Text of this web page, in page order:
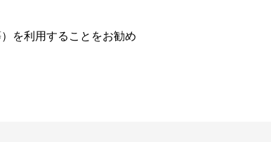
を利用することをお勧め